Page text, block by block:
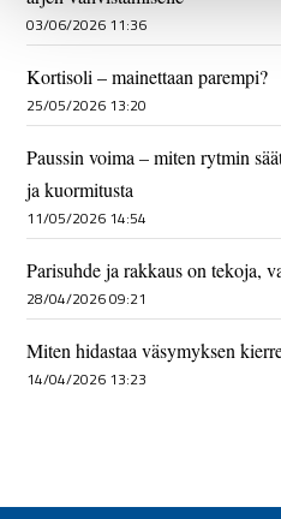
03/06/2026 11:36
Kortisoli – mainettaan parempi?
25/05/2026 13:20
Paussin voima – miten rytmin
ja kuormitusta
11/05/2026 14:54
Parisuhde ja rakkaus on tekoja,
28/04/2026 09:21
Miten hidastaa väsymyksen
14/04/2026 13:23